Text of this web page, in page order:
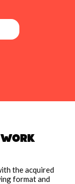
work
the acquired
format and